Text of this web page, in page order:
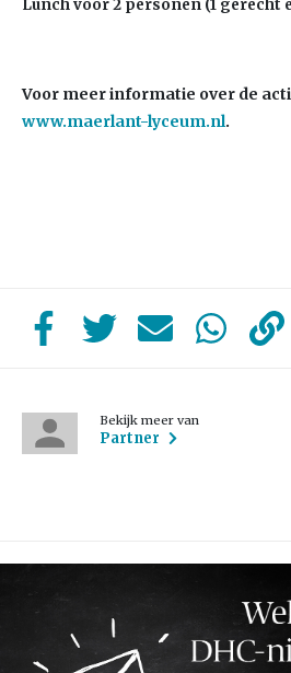
Lunch voor 2 personen (1 gerecht
Voor meer informatie over de
www.maerlant-lyceum.nl.
Bekijk meer van
Partner